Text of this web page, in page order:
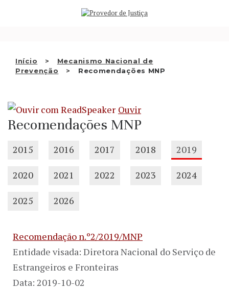
Início
Mecanismo Nacional de
Prevenção
Recomendações MNP
QUEM SOMOS
RECOMENDAÇÕES E OUTRAS
DECISÕES
APRESENTAR QUEIXA
PT
Ouvir
Recomendações MNP
2015 2016 2017 2018 2019
2020 2021 2022 2023 2024
2025 2026
Recomendação n.º2/2019/MNP
Entidade visada: Diretora Nacional do Serviço de
Estrangeiros e Fronteiras
Data: 2019-10-02